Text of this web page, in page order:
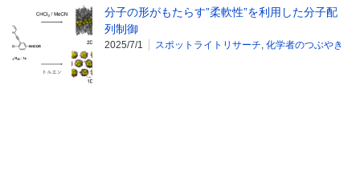
分子の形がもたらす”柔軟性”を利用した分子配
列制御
2025/7/1 スポットライトリサーチ 化学者のつぶやき